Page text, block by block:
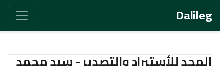
Dalileg
المجد للأستيراد والتصدير - سيد محمد